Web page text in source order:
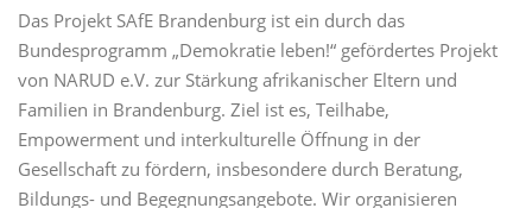
Das Projekt SAfE Brandenburg ist ein durch das
Bundesprogramm „Demokratie leben!“ gefördertes Projekt
von NARUD e.V. zur Stärkung afrikanischer Eltern und
Familien in Brandenburg. Ziel ist es, Teilhabe,
Empowerment und interkulturelle Öffnung in der
Gesellschaft zu fördern, insbesondere durch Beratung,
Bildungs- und Begegnungsangebote. Wir organisieren